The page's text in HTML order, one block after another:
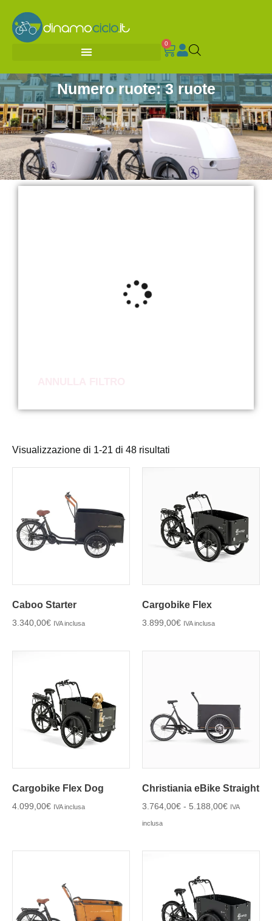
0
Numero ruote: 3 ruote
Visualizzazione di 1-21 di 48 risultati
Caboo Starter
3.340,00€ IVA inclusa
Cargobike Flex
3.899,00€ IVA inclusa
Cargobike Flex Dog
4.099,00€ IVA inclusa
Christiania eBike Straight
3.764,00€ - 5.188,00€ IVA
inclusa